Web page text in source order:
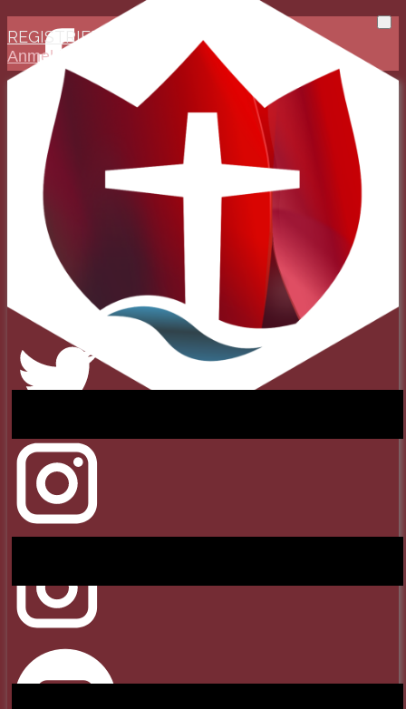
REGISTRIEREN
Anmelden
Evangelisch-Reformierte
Baptistengemeinde